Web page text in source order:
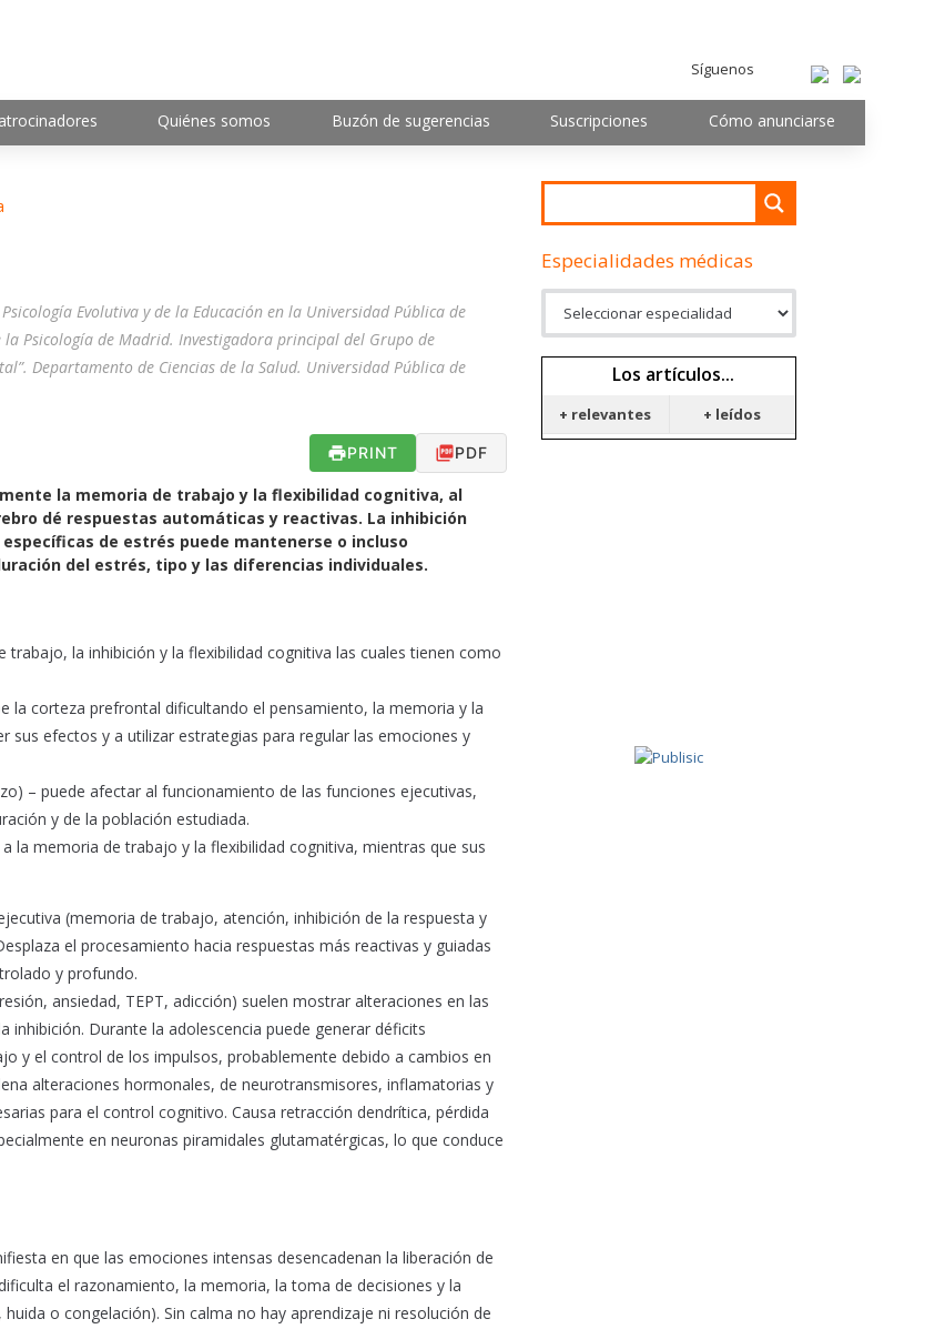
Síguenos
Quiénes somos Buzón de sugerencias Suscripciones Cómo anunciarse
Evolutiva y de la Educación en la Universidad Pública de
Psicología de Madrid. Investigadora principal del Grupo de
Departamento de Ciencias de la Salud. Universidad Pública de
PRINT PDF
la memoria de trabajo y la flexibilidad cognitiva, al
dé respuestas automáticas y reactivas. La inhibición
de estrés puede mantenerse o incluso
del estrés, tipo y las diferencias individuales.
la inhibición y la flexibilidad cognitiva las cuales tienen como
la corteza prefrontal dificultando el pensamiento, la memoria y la
efectos y a utilizar estrategias para regular las emociones y
– puede afectar al funcionamiento de las funciones ejecutivas,
y de la población estudiada.
la memoria de trabajo y la flexibilidad cognitiva, mientras que sus
(memoria de trabajo, atención, inhibición de la respuesta y
el procesamiento hacia respuestas más reactivas y guiadas
y profundo.
ansiedad, TEPT, adicción) suelen mostrar alteraciones en las
Durante la adolescencia puede generar déficits
y el control de los impulsos, probablemente debido a cambios en
alteraciones hormonales, de neurotransmisores, inflamatorias y
para el control cognitivo. Causa retracción dendrítica, pérdida
en neuronas piramidales glutamatérgicas, lo que conduce
en que las emociones intensas desencadenan la liberación de
el razonamiento, la memoria, la toma de decisiones y la
o congelación). Sin calma no hay aprendizaje ni resolución de
Especialidades médicas
Los artículos...
+ relevantes + leídos